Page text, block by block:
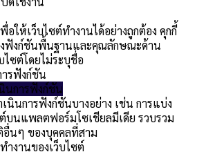
อให้เว็บไซต์ทำงานได้อย่างถูกต้อง คุกกี้
งฟังก์ชันพื้นฐานและคุณลักษณะด้าน
ซต์โดยไม่ระบุชื่อ
ารฟังก์ชัน
นการฟังก์ชัน
นินการฟังก์ชันบางอย่าง เช่น การแบ่ง
บนแพลตฟอร์มโซเชียลมีเดีย รวบรวม
นๆ ของบุคคลที่สาม
ำงานของเว็บไซต์